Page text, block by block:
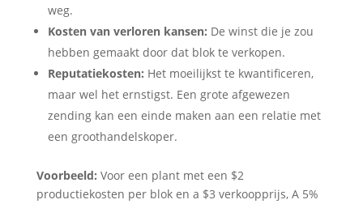
weg.
Kosten van verloren kansen: De winst die je zou
hebben gemaakt door dat blok te verkopen.
Reputatiekosten: Het moeilijkst te kwantificeren,
maar wel het ernstigst. Een grote afgewezen
zending kan een einde maken aan een relatie met
een groothandelskoper.
Voorbeeld: Voor een plant met een $2
productiekosten per blok en a $3 verkoopprijs, A 5%